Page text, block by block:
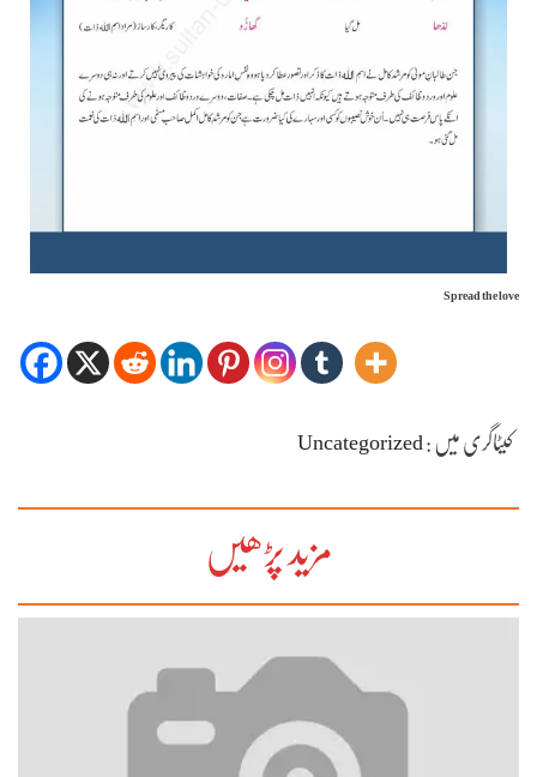
Spread the love
کیٹاگری میں : Uncategorized
مزید پڑھیں